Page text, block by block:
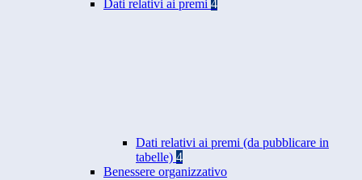
Dati relativi ai premi 4
Dati relativi ai premi (da pubblicare in
tabelle) 4
Benessere organizzativo